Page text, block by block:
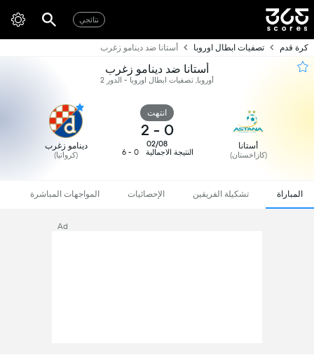
نتائجي
كرة قدم تصفيات ابطال اوروبا أستانا ضد دينامو زغرب
أستانا ضد دينامو زغرب
أوروبا, تصفيات ابطال اوروبا - الدور 2
أستانا
(كازاخستان)
انتهت
0
-
2
02/08
النتيجة الاجمالية
0 - 6
دينامو زغرب
(كرواتيا)
المباراة تشكيلة الفريقين الإحصائيات المواجهات المباشرة
Ad